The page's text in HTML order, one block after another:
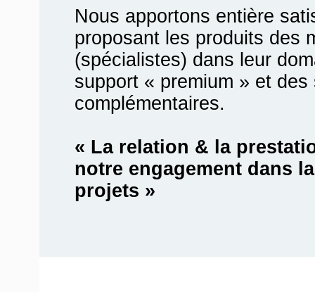
Nous apportons entière
proposant les produits des
(spécialistes) dans leur
support « premium » et des
complémentaires.
« La relation & la
notre engagement dans
projets »